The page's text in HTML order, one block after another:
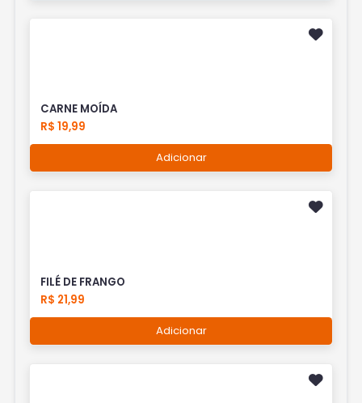
CARNE MOÍDA
R$ 19,99
Adicionar
FILÉ DE FRANGO
R$ 21,99
Adicionar